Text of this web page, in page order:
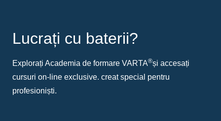
Lucrați cu baterii?
Explorați Academia de formare VARTA®și accesați
cursuri on-line exclusive. creat special pentru
profesioniști.